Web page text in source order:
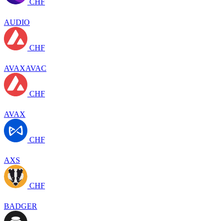
AUDIO
CHF
AVAXAVAC
CHF
AVAX
CHF
AXS
CHF
BADGER